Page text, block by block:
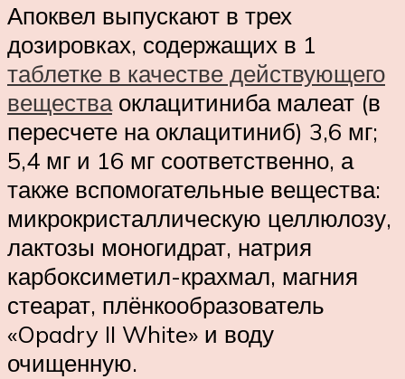
Апоквел выпускают в трех
дозировках, содержащих в 1
таблетке в качестве действующего
веществаоклацитиниба малеат (в
пересчете на оклацитиниб) 3,6 мг;
5,4 мг и 16 мг соответственно, а
также вспомогательные вещества:
микрокристаллическую целлюлозу,
лактозы моногидрат, натрия
карбоксиметил-крахмал, магния
стеарат, плёнкообразователь
«Opadry II White» и воду
очищенную.